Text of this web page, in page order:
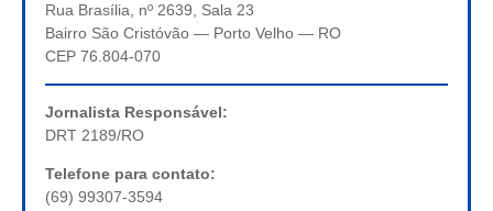
Rua Brasília, nº 2639, Sala 23
Bairro São Cristóvão — Porto Velho — RO
CEP 76.804-070
Jornalista Responsável:
DRT 2189/RO
Telefone para contato:
(69) 99307-3594